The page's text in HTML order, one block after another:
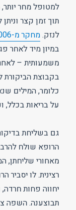
למטופל מחר
תוך זמן קצר
לנזק.מחקר מ-2006
במיון מיד לאחר
כלומר, המילים
על בריאות בכלל,
גם בשליחת
הרופא שולח
מאחורי שליחתן,
רצינית. לו
יחווה פחות
תבוצענה. השפה